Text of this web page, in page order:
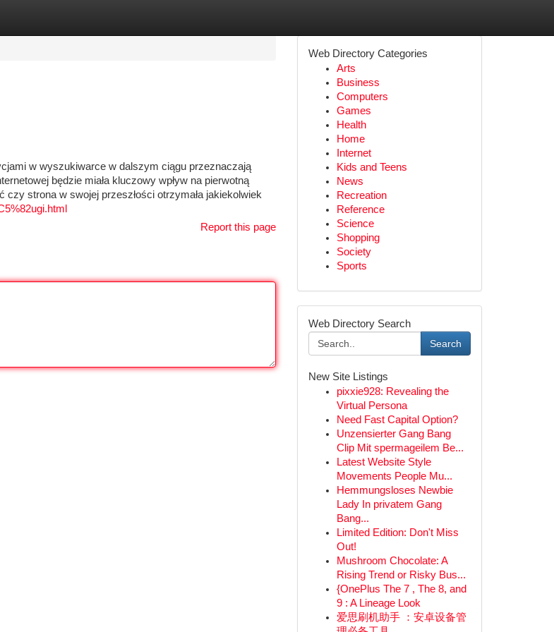
w wyszukiwarce w dalszym ciągu przeznaczają
będzie miała kluczowy wpływ na pierwotną
strona w swojej przeszłości otrzymała jakiekolwiek
Report this page
Web Directory Categories
Arts
Business
Computers
Games
Health
Home
Internet
Kids and Teens
News
Recreation
Reference
Science
Shopping
Society
Sports
Web Directory Search
Search
New Site Listings
pixxie928: Revealing the
Virtual Persona
Need Fast Capital Option?
Unzensierter Gang Bang
Clip Mit spermageilem Be...
Latest Website Style
Movements People Mu...
Hemmungsloses Newbie
Lady In privatem Gang
Bang...
Limited Edition: Don't Miss
Out!
Mushroom Chocolate: A
Rising Trend or Risky Bus...
{OnePlus The 7 , The 8, and
9 : A Lineage Look
爱思刷机助手 ：安卓设备管